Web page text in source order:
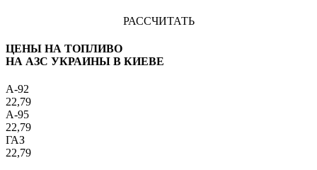
РАССЧИТАТЬ
ЦЕНЫ НА ТОПЛИВО
НА АЗС УКРАИНЫ В КИЕВЕ
A-92
22,79
A-95
22,79
ГАЗ
22,79